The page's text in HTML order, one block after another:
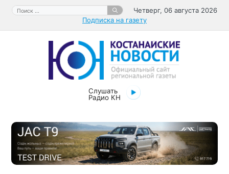
Перейти
содержимому
Поиск:
Четверг, 06 августа 2026
Подписка на газету
Слушать
Радио КН